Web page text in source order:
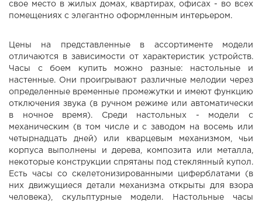
свое место в жилых домах, квартирах, офисах - во всех
помещениях с элегантно оформленным интерьером.
Цены на представленные в ассортименте модели
отличаются в зависимости от характеристик устройств.
Часы с боем купить можно разные: настольные и
настенные. Они проигрывают различные мелодии через
определенные временные промежутки и имеют функцию
отключения звука (в ручном режиме или автоматически
в ночное время). Среди настольных - модели с
механическим (в том числе и с заводом на восемь или
четырнадцать дней) или кварцевым механизмом, чьи
корпуса выполнены и дерева, композита или металла,
некоторые конструкции спрятаны под стеклянный купол.
Есть часы со скелетонизированными циферблатами (в
них движущиеся детали механизма открыты для взора
человека), скульптурные модели. Настольные часы